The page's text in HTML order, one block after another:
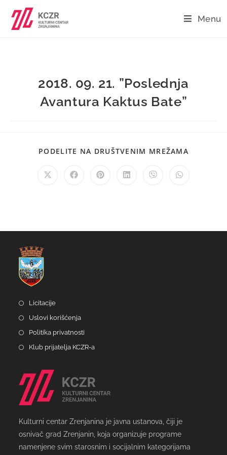
Menu
2018. 09. 21. ”Poslednja
Avantura Kaktus Bate”
PODELITE NA DRUŠTVENIM MREŽAMA
Licitacije
Uslovi korišćenja
Politika privatnosti
Klub prijatelja KCZR-a
Kulturni centar Zrenjanina je javna ustanova, čiji je
osnivač grad Zrenjanin, koja organizuje programe
namenjene svim starosnim i socijalnim kategorijama